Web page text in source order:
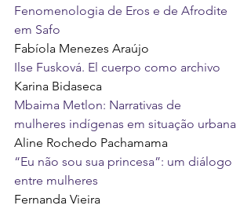
Fenomenologia de Eros e de Afrodite
em Safo
Fabíola Menezes Araújo
Ilse Fusková. El cuerpo como archivo
Karina Bidaseca
Mbaima Metlon: Narrativas de
mulheres indígenas em situação urbana
Aline Rochedo Pachamama
“Eu não sou sua princesa”: um diálogo
entre mulheres
Fernanda Vieira